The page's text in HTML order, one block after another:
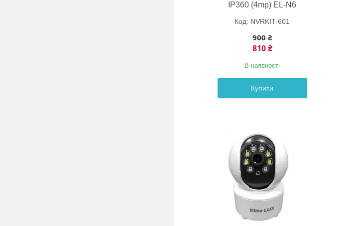
IP360 (4mp) EL-N6
NVRKIT-601
900 ₴
810 ₴
В наявності
Купити